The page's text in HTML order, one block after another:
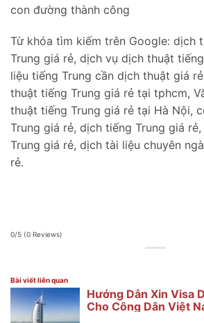
con đường thành công
Từ khóa tìm kiếm trên Google: dịch
Trung giá rẻ, dịch vụ dịch thuật
liệu tiếng Trung cần dịch thuật giá
thuật tiếng Trung giá rẻ tại tphcm,
thuật tiếng Trung giá rẻ tại Hà Nội,
Trung giá rẻ, dịch tiếng Trung giá
Trung giá rẻ, dịch tài liệu chuyên
rẻ.
0/5 (0 Reviews)
Bài viết liên quan
Hướng Dẫn Xin Visa
Cho Công Dân Việt